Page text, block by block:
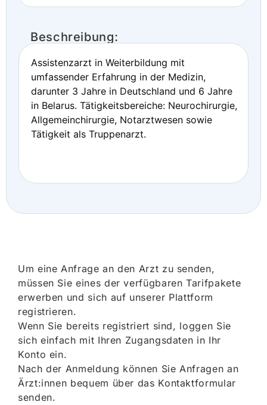
Beschreibung:
Assistenzarzt in Weiterbildung mit
umfassender Erfahrung in der Medizin,
darunter 3 Jahre in Deutschland und 6 Jahre
in Belarus. Tätigkeitsbereiche: Neurochirurgie,
Allgemeinchirurgie, Notarztwesen sowie
Tätigkeit als Truppenarzt.
Um eine Anfrage an den Arzt zu senden,
müssen Sie eines der verfügbaren Tarifpakete
erwerben und sich auf unserer Plattform
registrieren.
Wenn Sie bereits registriert sind, loggen Sie
sich einfach mit Ihren Zugangsdaten in Ihr
Konto ein.
Nach der Anmeldung können Sie Anfragen an
Ärzt:innen bequem über das Kontaktformular
senden.